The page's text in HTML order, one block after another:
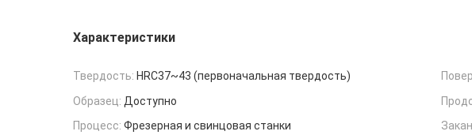
Характеристики
Твердость: HRC37~43 (первоначальная твердость)
Образец: Доступно
Процесс: Фрезерная и свинцовая станки